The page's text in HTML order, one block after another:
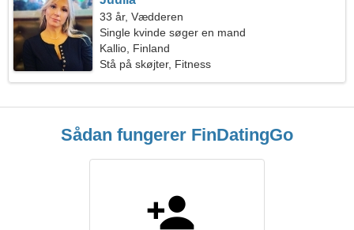
33 år, Vædderen
Single kvinde søger en mand
Kallio, Finland
Stå på skøjter, Fitness
Sådan fungerer FinDatingGo